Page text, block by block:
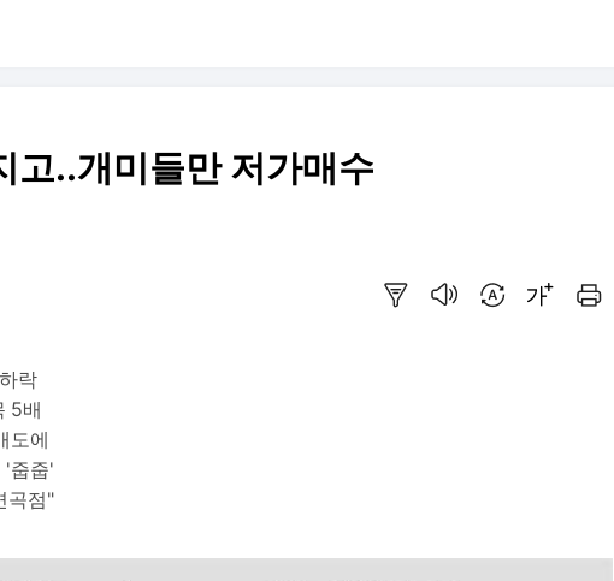
고..개미들만 저가매수
락
5배
도에
'줍줍'
곡점"